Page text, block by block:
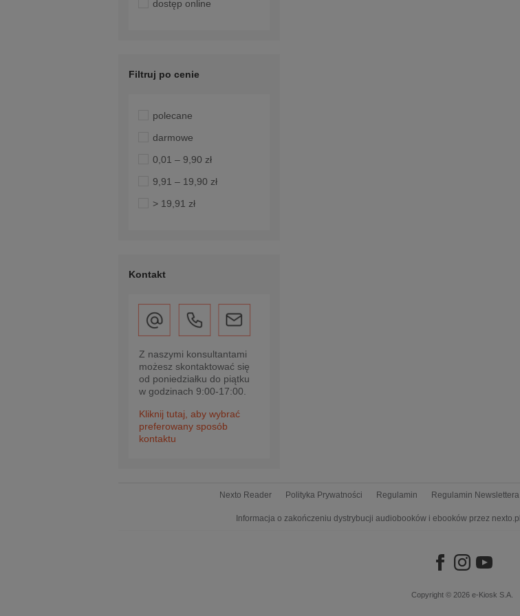
dostęp online
Filtruj po cenie
polecane
darmowe
0,01 – 9,90 zł
9,91 – 19,90 zł
> 19,91 zł
Kontakt
Z naszymi konsultantami
możesz skontaktować się
od poniedziałku do piątku
w godzinach 9:00-17:00.
Kliknij tutaj, aby wybrać
preferowany sposób
kontaktu
Nexto Reader Polityka Prywatności Regulamin Regulamin Newslettera
Informacja o zakończeniu dystrybucji audiobooków i ebooków przez nexto.pl
Copyright © 2026 e-Kiosk S.A.